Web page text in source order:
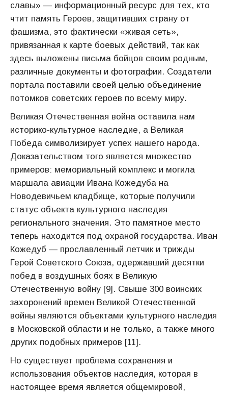
славы» — информационный ресурс для тех, кто
чтит память Героев, защитивших страну от
фашизма, это фактически «живая сеть»,
привязанная к карте боевых действий, так как
здесь выложены письма бойцов своим родным,
различные документы и фотографии. Создатели
портала поставили своей целью объединение
потомков советских героев по всему миру.
Великая Отечественная война оставила нам
историко-культурное наследие, а Великая
Победа символизирует успех нашего народа.
Доказательством того является множество
примеров: мемориальный комплекс и могила
маршала авиации Ивана Кожедуба на
Новодевичьем кладбище, которые получили
статус объекта культурного наследия
регионального значения. Это памятное место
теперь находится под охраной государства. Иван
Кожедуб — прославленный летчик и трижды
Герой Советского Союза, одержавший десятки
побед в воздушных боях в Великую
Отечественную войну [9]. Свыше 300 воинских
захоронений времен Великой Отечественной
войны являются объектами культурного наследия
в Московской области и не только, а также много
других подобных примеров [11].
Но существует проблема сохранения и
использования объектов наследия, которая в
настоящее время является общемировой,